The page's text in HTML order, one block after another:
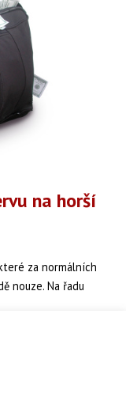
na horší
za normálních
nouze. Na řadu
šéf předloží papíry s